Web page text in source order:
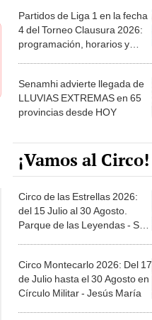
Partidos de Liga 1 en la fecha
4 del Torneo Clausura 2026:
programación, horarios y
Senamhi advierte llegada de
LLUVIAS EXTREMAS en 65
provincias desde HOY
¡Vamos al Circo!
Circo de las Estrellas 2026:
del 15 Julio al 30 Agosto.
Parque de las Leyendas - San
Circo Montecarlo 2026: Del 17
de Julio hasta el 30 Agosto en
Círculo Militar - Jesús María